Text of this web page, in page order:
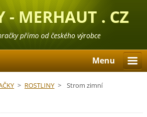
- MERHAUT . CZ
přímo od českého výrobce
Menu
> ROSTLINY > Strom zimní